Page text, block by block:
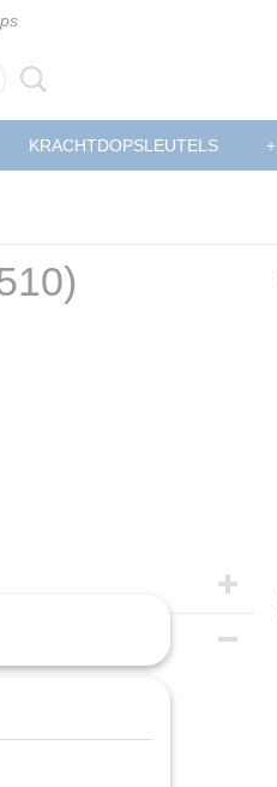
KRACHTDOPSLEUTELS +